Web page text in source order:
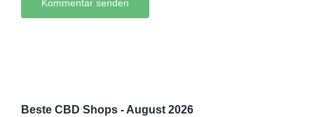
Beste CBD Shops - August 2026